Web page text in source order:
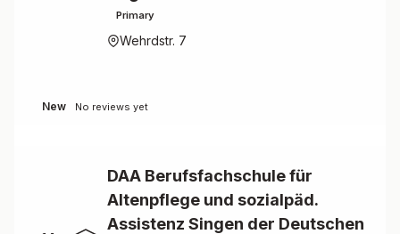
Primary
Wehrdstr. 7
New No reviews yet
DAA Berufsfachschule für
Altenpflege und sozialpäd.
Assistenz Singen der Deutschen